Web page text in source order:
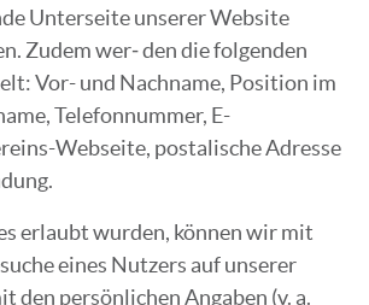
Unterseite unserer Website
Zudem wer‐ den die folgenden
Vor- und Nachname, Position im
Telefonnummer, E-
Webseite, postalische Adresse
erlaubt wurden, können wir mit
eines Nutzers auf unserer
den persönlichen Angaben (v. a.